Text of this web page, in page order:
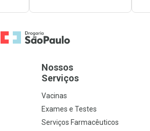
Ir para a Home
Nossos
Serviços
Vacinas
Exames e Testes
Serviços Farmacêuticos